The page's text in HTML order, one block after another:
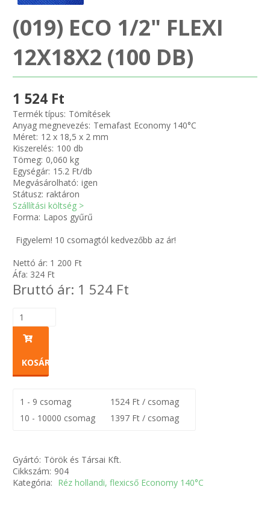
KOMPRESSZOR-SZIVATTYÚ TÖMÍTÉS
RÉZ-ALUMÍNIUM ALÁTÉTEK LÁGYÍTVA
HOSCH IPARI RAGASZTÓ
O-GYŰRŰ
SIMÍTÓZÁRAS TASAK
TÖMLŐBILINCS
(019) ECO 1/2" FLEXI
12X18X2 (100 DB)
1 524 Ft
Termék típus: Tömítések
Anyag megnevezés: Temafast Economy 140°C
Méret: 12 x 18,5 x 2 mm
Kiszerelés: 100 db
Tömeg: 0,060 kg
Egységár: 15.2 Ft/db
Megvásárolható: igen
Státusz: raktáron
Szállítási költség >
Forma: Lapos gyűrű
Figyelem! 10 csomagtól kedvezőbb az ár!
Nettó ár: 1 200 Ft
Áfa: 324 Ft
Bruttó ár: 1 524 Ft
KOSÁRBA
1 - 9 csomag
1524 Ft / csomag
10 - 10000 csomag
1397 Ft / csomag
Gyártó: Török és Társai Kft.
Cikkszám: 904
Kategória: Réz hollandi, flexicső Economy 140°C